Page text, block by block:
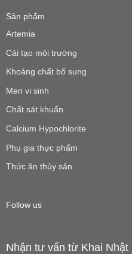
Sản phẩm
Artemia
Cải tạo môi trường
Khoáng chất bổ sung
Men vi sinh
Chất sát khuẩn
Calcium Hypochlorite
Phụ gia thực phẩm
Thức ăn thủy sản
Follow us
Nhận tư vấn từ Khai Nhật